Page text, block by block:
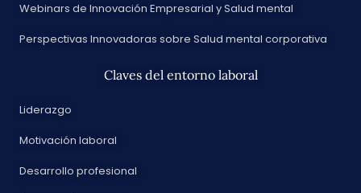
Webinars de Innovación Empresarial y Salud mental
Perspectivas Innovadoras sobre Salud mental corporativa
Claves del entorno laboral
Liderazgo
Motivación laboral
Desarrollo profesional